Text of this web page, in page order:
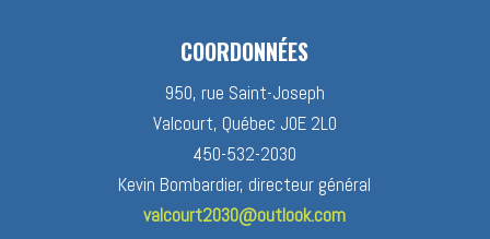
COORDONNÉES
950, rue Saint-Joseph
Valcourt, Québec J0E 2L0
450-532-2030
Kevin Bombardier, directeur général
valcourt2030@outlook.com